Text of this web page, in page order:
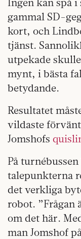
gammal SD-
kort, och
tjänst.
utpekade
mynt, i bästa
betydande.
Resultatet
vildaste
Jomshofs
På
talepunkterna
det verkliga
robot. ”Frågan
om det här.
man Jomshof